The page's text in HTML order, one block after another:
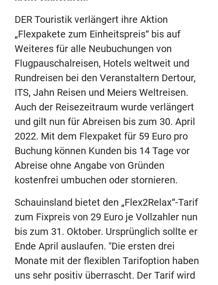
DER Touristik verlängert ihre Aktion
„Flexpakete zum Einheitspreis“ bis auf
Weiteres für alle Neubuchungen von
Flugpauschalreisen, Hotels weltweit und
Rundreisen bei den Veranstaltern Dertour,
ITS, Jahn Reisen und Meiers Weltreisen.
Auch der Reisezeitraum wurde verlängert
und gilt nun für Abreisen bis zum 30. April
2022. Mit dem Flexpaket für 59 Euro pro
Buchung können Kunden bis 14 Tage vor
Abreise ohne Angabe von Gründen
kostenfrei umbuchen oder stornieren.
Schauinsland bietet den „Flex2Relax“-Tarif
zum Fixpreis von 29 Euro je Vollzahler nun
bis zum 31. Oktober. Ursprünglich sollte er
Ende April auslaufen. "Die ersten drei
Monate mit der flexiblen Tarifoption haben
uns sehr positiv überrascht. Der Tarif wird